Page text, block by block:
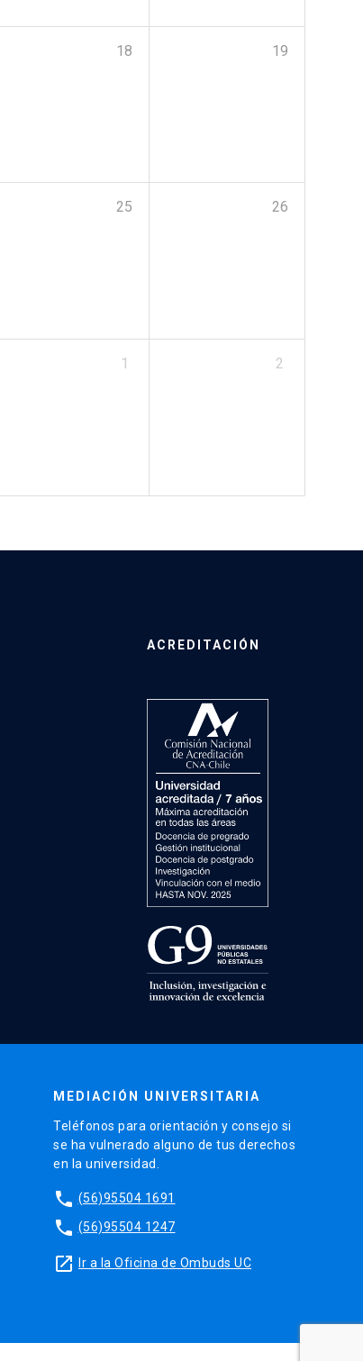
18 19
25 26
1 2
ACREDITACIÓN
MEDIACIÓN UNIVERSITARIA
Teléfonos para orientación y consejo si
se ha vulnerado alguno de tus derechos
en la universidad.
phone (56)95504 1691
phone (56)95504 1247
launch Ir a la Oficina de Ombuds UC